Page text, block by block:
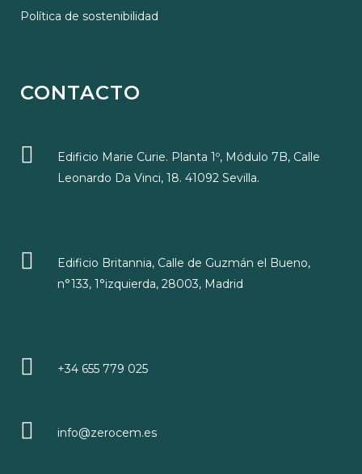
Política de sostenibilidad
CONTACTO
Edificio Marie Curie. Planta 1º, Módulo 7B, Calle
Leonardo Da Vinci, 18. 41092 Sevilla.
Edificio Britannia, Calle de Guzmán el Bueno,
n°133, 1°izquierda, 28003, Madrid
+34 655 779 025
info@zerocem.es